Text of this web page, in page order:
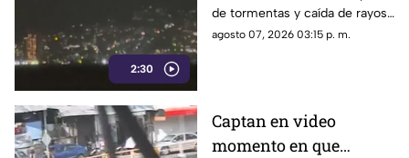
2:30
Acapulco
de tormentas y caída de rayos
en el puerto.
agosto 07, 2026 03:15 p. m.
Captan en video
momento en que